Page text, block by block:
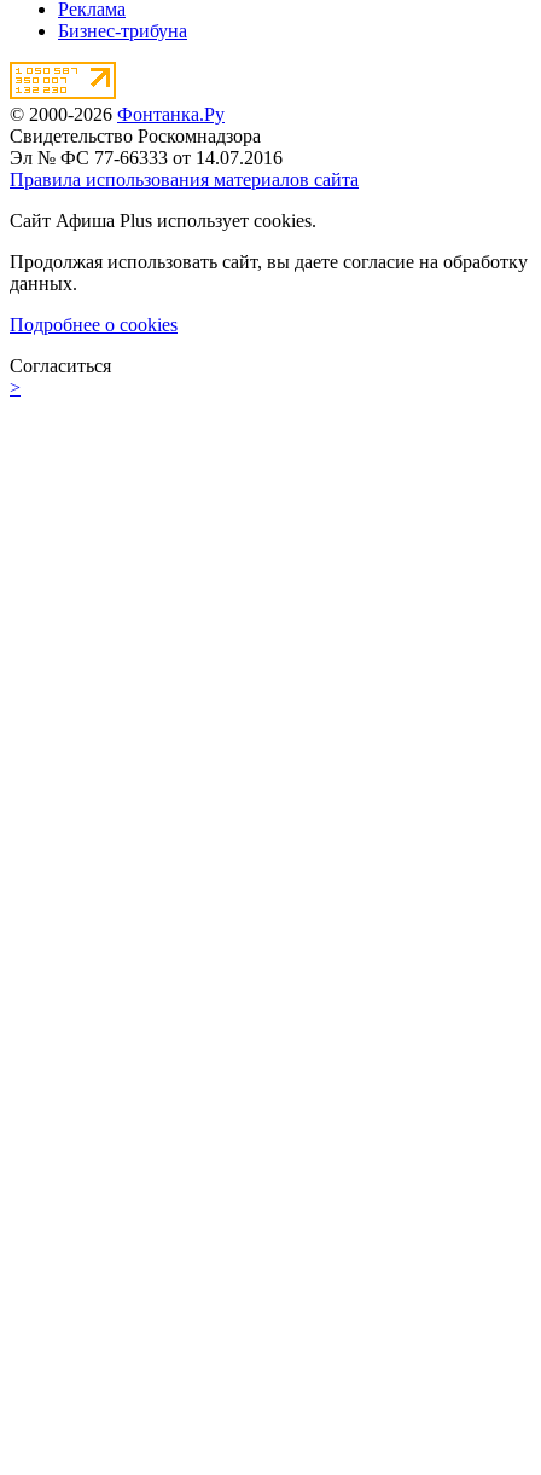
Реклама
Бизнес-трибуна
© 2000-2026 Фонтанка.Ру
Свидетельство Роскомнадзора
Эл № ФС 77-66333 от 14.07.2016
Правила использования материалов сайта
Сайт Афиша Plus использует cookies.
Продолжая использовать сайт, вы даете согласие на обработку
данных.
Подробнее о cookies
Согласиться
>